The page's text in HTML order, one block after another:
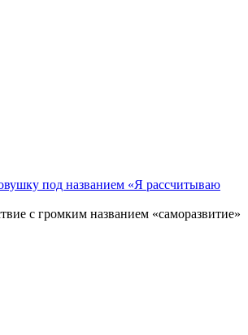
под названием «Я рассчитываю
с громким названием «саморазвитие»